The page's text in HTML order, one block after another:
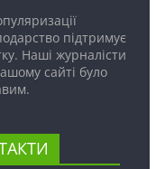
підтримує
Наші журналісти
сайті було